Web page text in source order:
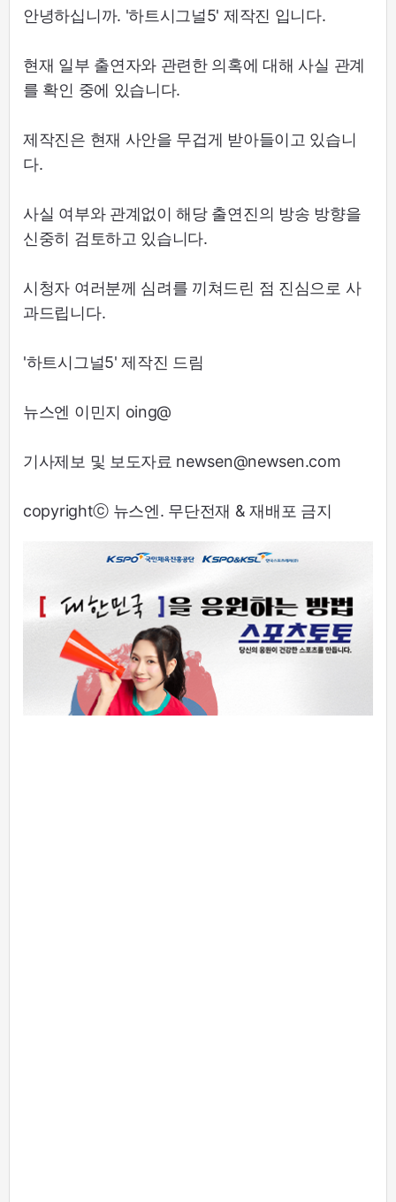
안녕하십니까. '하트시그널5' 제작진 입니다.
현재 일부 출연자와 관련한 의혹에 대해 사실 관계
를 확인 중에 있습니다.
제작진은 현재 사안을 무겁게 받아들이고 있습니
다.
사실 여부와 관계없이 해당 출연진의 방송 방향을
신중히 검토하고 있습니다.
시청자 여러분께 심려를 끼쳐드린 점 진심으로 사
과드립니다.
'하트시그널5' 제작진 드림
뉴스엔 이민지 oing@
기사제보 및 보도자료 newsen@newsen.com
copyrightⓒ 뉴스엔. 무단전재 & 재배포 금지